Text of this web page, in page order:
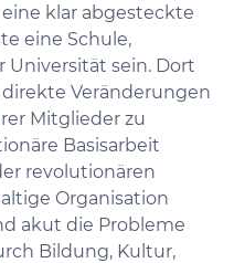
klar abgesteckte
eine Schule,
Universität sein. Dort
Veränderungen
Mitglieder zu
Basisarbeit
revolutionären
Organisation
akut die Probleme
Bildung, Kultur,